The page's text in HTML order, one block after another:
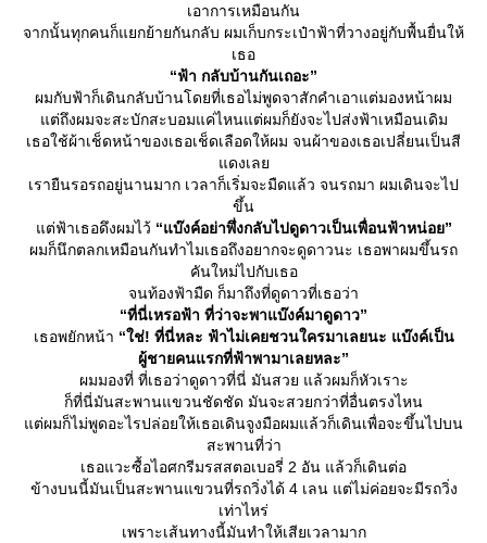
เอาการเหมือนกัน
จากนั้นทุกคนก็แยกย้ายกันกลับ ผมเก็บกระเป๋าฟ้าที่วางอยู่กับพื้นยื่นให้
เธอ
“ฟ้า กลับบ้านกันเถอะ”
ผมกับฟ้าก็เดินกลับบ้านโดยที่เธอไม่พูดจาสักคำเอาแต่มองหน้าผม
ต่ถึงผมจะสะบักสะบอมแค่ไหนแต่ผมก็ยังจะไปส่งฟ้าเหมือนเดิม
เธอใช้ผ้าเช็ดหน้าของเธอเช็ดเลือดให้ผม จนผ้าของเธอเปลี่ยนเป็นสี
ดงเล
เรายืนรอรถอยู่นานมาก เวลาก็เริ่มจะมืดแล้ว จนรถมา ผมเดินจะไป
ขึ้น
ต่ฟ้าเธอดึงผมไว้ “แบ๊งค์อย่าพึ่งกลับไปดูดาวเป็นเพื่อนฟ้าหน่อย”
ผมก็นึกตลกเหมือนกันทำไมเธอถึงอยากจะดูดาวนะ เธอพาผมขึ้นรถ
คันใหม่ไปกับเธอ
จนท้องฟ้ามืด ก็มาถึงที่ดูดาวที่เธอว่า
“ที่นี่เหรอฟ้า ที่ว่าจะพาแบ๊งค์มาดูดาว”
เธอพยักหน้า “ใช่! ที่นี่หละ ฟ้าไม่เคยชวนใครมาเลยนะ แบ๊งค์เป็น
ผู้ชายคนแรกที่ฟ้าพามาเลยหละ”
ผมมองที่ ที่เธอว่าดูดาวที่นี่ มันสวย แล้วผมก็หัวเราะ
ก็ที่นี่มันสะพานแขวนชัดชัด มันจะสวยกว่าที่อื่นตรงไหน
ต่ผมก็ไม่พูดอะไรปล่อยให้เธอเดินจูงมือผมแล้วก็เดินเพื่อจะขึ้นไปบน
สะพานที่ว่า
เธอแวะซื้อไอศกรีมรสสตอเบอรี่ 2 อัน แล้วก็เดินต่อ
ข้างบนนี้มันเป็นสะพานแขวนที่รถวิ่งได้ 4 เลน แต่ไม่ค่อยจะมีรถวิ่ง
เท่าไหร่
เพราะเส้นทางนี้มันทำให้เสียเวลามาก